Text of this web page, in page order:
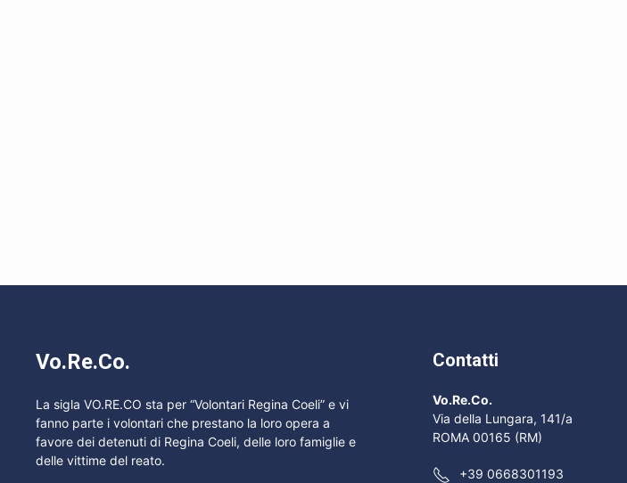
Vo.Re.Co.
La sigla VO.RE.CO sta per “Volontari Regina Coeli” e vi
fanno parte i volontari che prestano la loro opera a
favore dei detenuti di Regina Coeli, delle loro famiglie e
delle vittime del reato.
Contatti
Vo.Re.Co.
Via della Lungara, 141/a
ROMA 00165 (RM)
+39 0668301193